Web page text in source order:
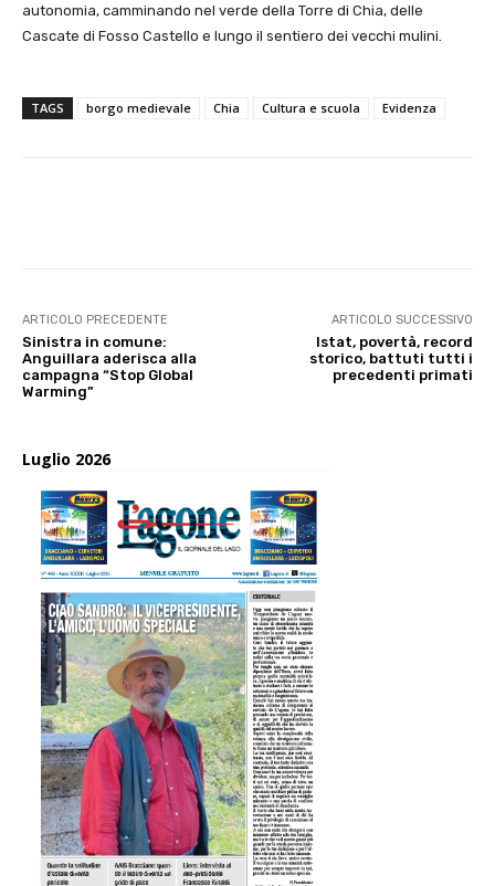
autonomia, camminando nel verde della Torre di Chia, delle
Cascate di Fosso Castello e lungo il sentiero dei vecchi mulini.
TAGS borgo medievale Chia Cultura e scuola Evidenza
ARTICOLO PRECEDENTE
Sinistra in comune:
Anguillara aderisca alla
campagna “Stop Global
Warming”
ARTICOLO SUCCESSIVO
Istat, povertà, record
storico, battuti tutti i
precedenti primati
Luglio 2026